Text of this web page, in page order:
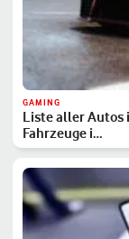
GAMING
Liste aller Autos
Fahrzeuge i…